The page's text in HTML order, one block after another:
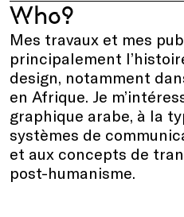
Who?
Mes travaux et mes
principalement
design, notamment
en Afrique. Je
graphique arabe, à la
systèmes de
et aux concepts de
post-humanisme.